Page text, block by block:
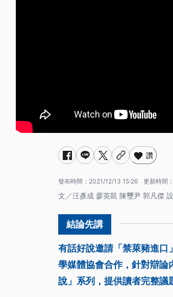
讚
發布時間： 2021/12/13 15:26 更新時間：
文／汪彥成 廖英凱 陳璽尹 郭凡傑
有話好說邀請「禁萊豬進口
學媒體協會合作，針對辯論
說」系列，提供讀者完整議